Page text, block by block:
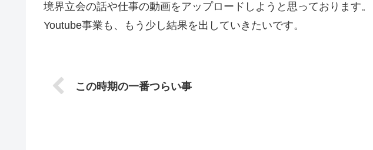
境界立会の話や仕事の動画をアップロードしようと思っております。
Youtube事業も、もう少し結果を出していきたいです。
この時期の一番つらい事